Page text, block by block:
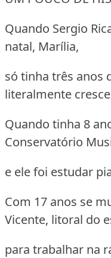
Quando Sergio
natal, Marília,
só tinha três anos
literalmente
Quando tinha 8
Conservatório
e ele foi estudar
Com 17 anos se
Vicente, litoral do
para trabalhar na